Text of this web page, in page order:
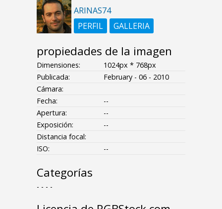
ARINAS74
PERFIL
GALLERIA
propiedades de la imagen
Dimensiones:
1024px * 768px
Publicada:
February - 06 - 2010
Cámara:
Fecha:
--
Apertura:
--
Exposición:
--
Distancia focal:
ISO:
--
Categorías
- - - -